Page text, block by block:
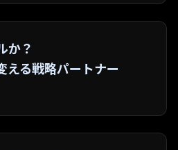
か？
える戦略パートナー